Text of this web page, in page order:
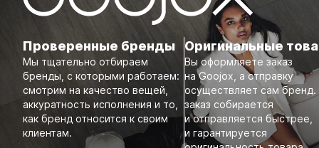
Проверенные бренды
Мы тщательно отбираем
бренды, с которыми работаем:
смотрим на качество вещей,
аккуратность исполнения и то,
как бренд относится к своим
клиентам.
Оригинальные
Вы оформляете заказ
на Goojox, а отправку
осуществляет сам бренд.
заказ собирается
и отправляется быстрее,
и гарантируется